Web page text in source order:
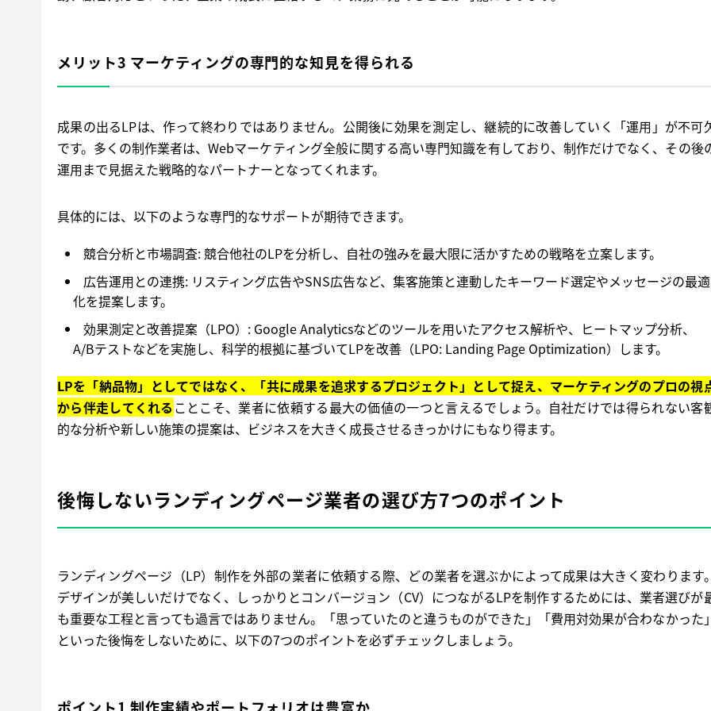
メリット3 マーケティングの専門的な知見を得られる
成果の出るLPは、作って終わりではありません。公開後に効果を測定し、継続的に改善していく「運用」が不可
です。多くの制作業者は、Webマーケティング全般に関する高い専門知識を有しており、制作だけでなく、その後
運用まで見据えた戦略的なパートナーとなってくれます。
具体的には、以下のような専門的なサポートが期待できます。
競合分析と市場調査:競合他社のLPを分析し、自社の強みを最大限に活かすための戦略を立案します。
広告運用との連携: リスティング広告やSNS広告など、集客施策と連動したキーワード選定やメッセージの最適
化を提案します。
効果測定と改善提案（LPO）: Google Analyticsなどのツールを用いたアクセス解析や、ヒートマップ分析、
A/Bテストなどを実施し、科学的根拠に基づいてLPを改善（LPO: Landing Page Optimization）します。
LPを「納品物」としてではなく、「共に成果を追求するプロジェクト」として捉え、マーケティングのプロの視
から伴走してくれる ことこそ、業者に依頼する最大の価値の一つと言えるでしょう。自社だけでは得られない客
的な分析や新しい施策の提案は、ビジネスを大きく成長させるきっかけにもなり得ます。
後悔しないランディングページ業者の選び方7つのポイント
ランディングページ（LP）制作を外部の業者に依頼する際、どの業者を選ぶかによって成果は大きく変わります
デザインが美しいだけでなく、しっかりとコンバージョン（CV）につながるLPを制作するためには、業者選びが
も重要な工程と言っても過言ではありません。「思っていたのと違うものができた」「費用対効果が合わなかった
といった後悔をしないために、以下の7つのポイントを必ずチェックしましょう。